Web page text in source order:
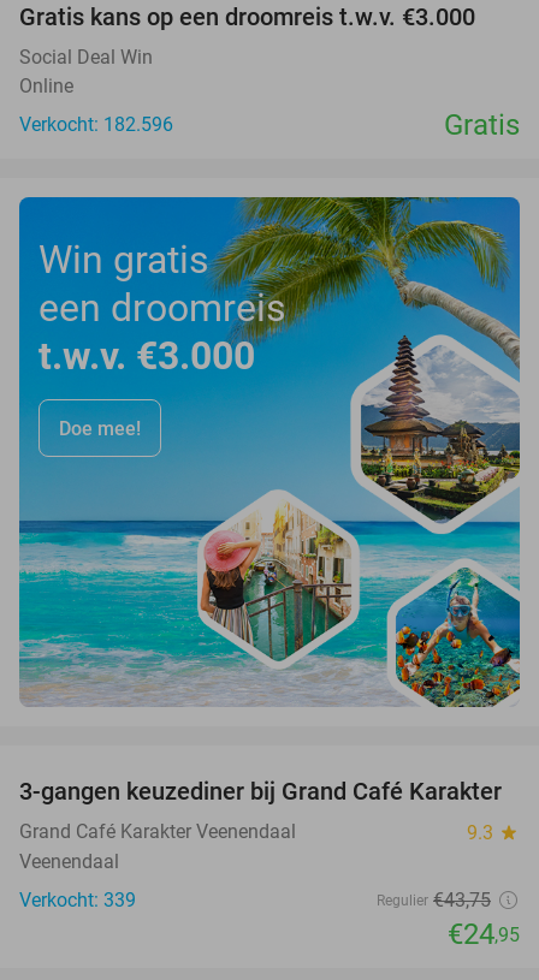
Gratis kans op een droomreis t.w.v. €3.000
Social Deal Win
Online
Verkocht: 182.596
Gratis
Win gratis
een droomreis
t.w.v. €3.000
Doe mee!
43%
3-gangen keuzediner bij Grand Café Karakter
Grand Café Karakter Veenendaal 9.3 star
Veenendaal
Verkocht: 339
Regulier €43,75
€24,95